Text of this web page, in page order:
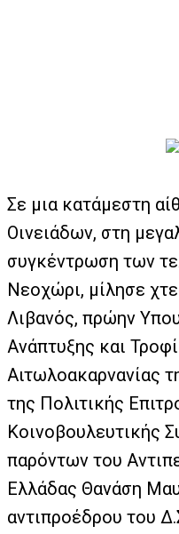
Σε μια κατάμεστη
Οινειάδων, στη
συγκέντρωση των
Νεοχώρι, μίλησε
Λιβανός, πρώην
Ανάπτυξης και
Αιτωλοακαρνανίας
της Πολιτικής
Κοινοβουλευτικής
παρόντων του
Ελλάδας Θανάση
αντιπροέδρου του